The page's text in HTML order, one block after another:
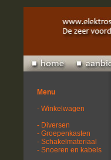
Menu
- Winkelwagen
- Diversen
- Groepenkasten
- Schakelmateriaal
- Snoeren en kabels